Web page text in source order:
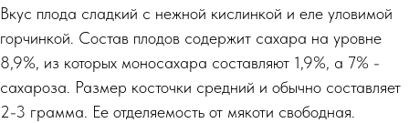
Вкус плода сладкий с нежной кислинкой и еле уловимой
горчинкой. Состав плодов содержит сахара на уровне
8,9%, из которых моносахара составляют 1,9%, а 7% -
сахароза. Размер косточки средний и обычно составляет
2-3 грамма. Ее отделяемость от мякоти свободная.